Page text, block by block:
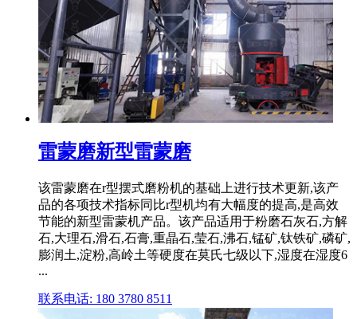
雷蒙磨新型雷蒙磨
该雷蒙磨在r型摆式磨粉机的基础上进行技术更新,该产
品的各项技术指标同比r型机均有大幅度的提高,是高效
节能的新型雷蒙机产品。该产品适用于粉磨石灰石,方解
石,大理石,滑石,石膏,重晶石,莹石,沸石,锰矿,钛铁矿,磷矿,
膨润土,淀粉,高岭土等硬度在莫氏七级以下,湿度在湿度6
...
联系电话: 180 3780 8511